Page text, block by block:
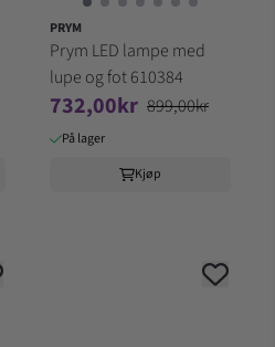
PRYM
Prym LED lampe med
lupe og fot 610384
732,00kr 899,00kr
På lager
Kjøp